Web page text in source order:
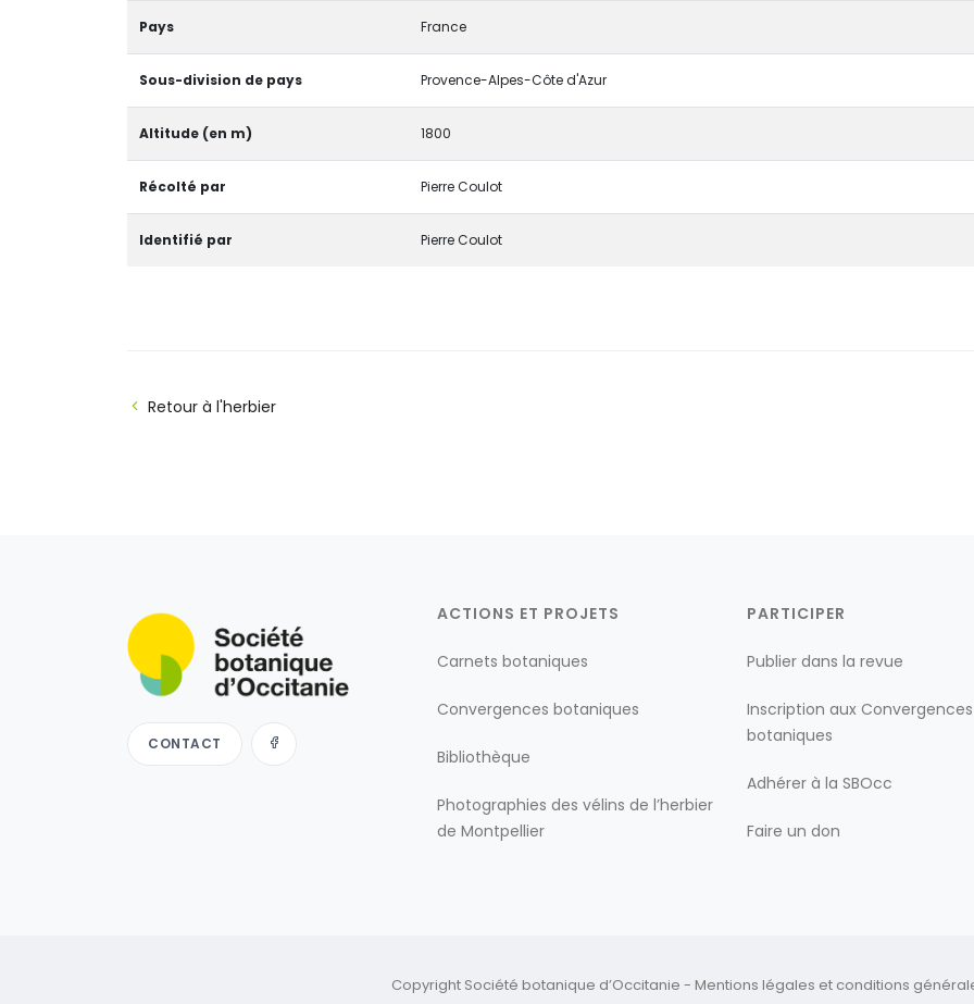
Pays France
Sous-division de pays Provence-Alpes-Côte d'Azur
Altitude (en m) 1800
Récolté par Pierre Coulot
Identifié par Pierre Coulot
Retour à l'herbier
CONTACT
ACTIONS ET PROJETS
Carnets botaniques
Convergences botaniques
Bibliothèque
Photographies des vélins de l’herbier
de Montpellier
PARTICIPER
Publier dans la revue
Inscription aux Convergences
botaniques
Adhérer à la SBOcc
Faire un don
Copyright Société botanique d’Occitanie - Mentions légales et conditions